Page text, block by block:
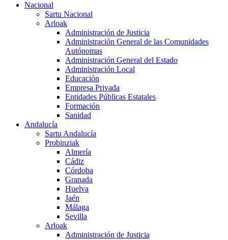
Nacional
Sartu Nacional
Arloak
Administración de Justicia
Administración General de las Comunidades
Autónomas
Administración General del Estado
Administración Local
Educación
Empresa Privada
Entidades Públicas Estatales
Formación
Sanidad
Andalucía
Sartu Andalucía
Probinziak
Almería
Cádiz
Córdoba
Granada
Huelva
Jaén
Málaga
Sevilla
Arloak
Administración de Justicia